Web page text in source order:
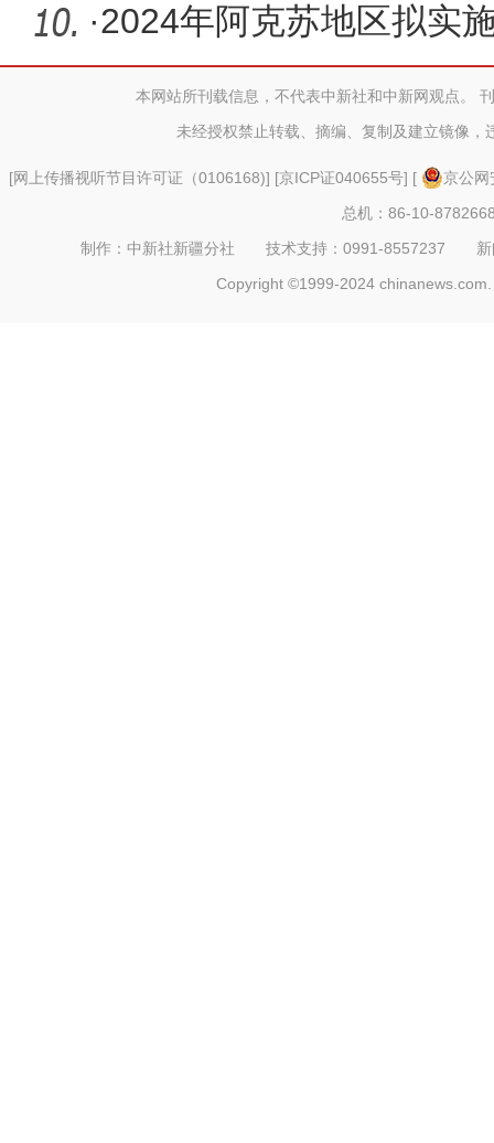
·2024年阿克苏地区拟实
1101个
本网站所刊载信息，不代表中新社和中新网观点。
未经授权禁止转载、摘编、复制及建立镜像，
[网上传播视听节目许可证（0106168)] [京ICP证040655号] [
京公
总机：86-10-
制作：中新社新疆分社 技术支持：0991-8557237
Copyright ©1999-2024